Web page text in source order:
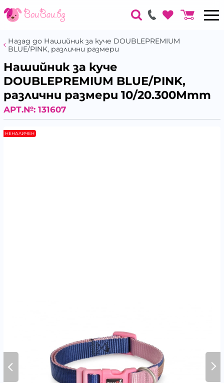
Назад до Нашийник за куче DOUBLEPREMIUM
BLUE/PINK, различни размери
Нашийник за куче
DOUBLEPREMIUM BLUE/PINK,
различни размери 10/20.300Mmm
АРТ.№: 131607
НЕНАЛИЧЕН